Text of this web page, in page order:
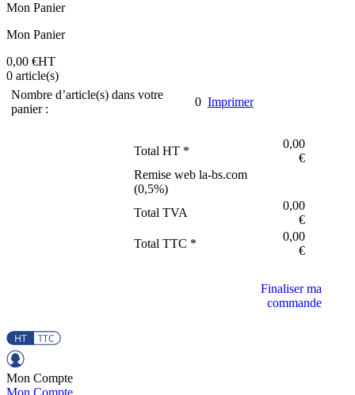
Mon Panier
Mon Panier
0,00 €HT
0 article(s)
Nombre d’article(s) dans votre
panier :
0 Imprimer
Total HT *
0,00
€
Remise web la-bs.com
(0,5%)
Total TVA
0,00
€
Total TTC *
0,00
€
Finaliser ma
commande
Mon Compte
Mon Compte